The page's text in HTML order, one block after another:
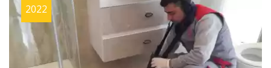
2022